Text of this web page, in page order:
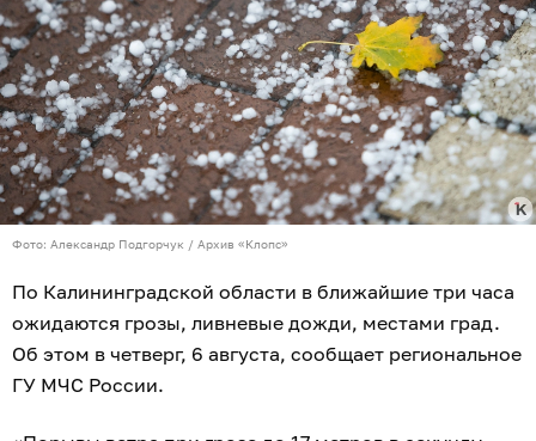
Фото: Александр Подгорчук / Архив «Клопс»
По Калининградской области в ближайшие три часа
ожидаются грозы, ливневые дожди, местами град.
Об этом в четверг, 6 августа, сообщает региональное
ГУ МЧС России.